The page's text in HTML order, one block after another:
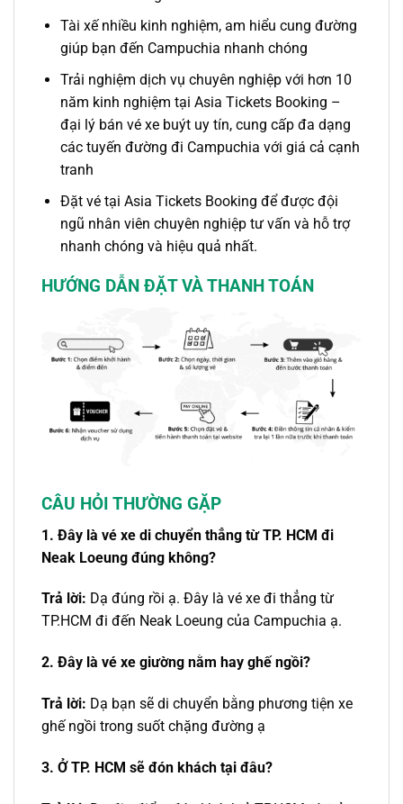
Tài xế nhiều kinh nghiệm, am hiểu cung đường
giúp bạn đến Campuchia nhanh chóng
Trải nghiệm dịch vụ chuyên nghiệp với hơn 10
năm kinh nghiệm tại Asia Tickets Booking –
đại lý bán vé xe buýt uy tín, cung cấp đa dạng
các tuyến đường đi Campuchia với giá cả cạnh
tranh
Đặt vé tại Asia Tickets Booking để được đội
ngũ nhân viên chuyên nghiệp tư vấn và hỗ trợ
nhanh chóng và hiệu quả nhất.
HƯỚNG DẪN ĐẶT VÀ THANH TOÁN
CÂU HỎI THƯỜNG GẶP
1. Đây là vé xe di chuyển thẳng từ TP. HCM đi
Neak Loeung đúng không?
Trả lời: Dạ đúng rồi ạ. Đây là vé xe đi thẳng từ
TP.HCM đi đến Neak Loeung của Campuchia ạ.
2. Đây là vé xe giường nằm hay ghế ngồi?
Trả lời: Dạ bạn sẽ di chuyển bằng phương tiện xe
ghế ngồi trong suốt chặng đường ạ
3. Ở TP. HCM sẽ đón khách tại đâu?